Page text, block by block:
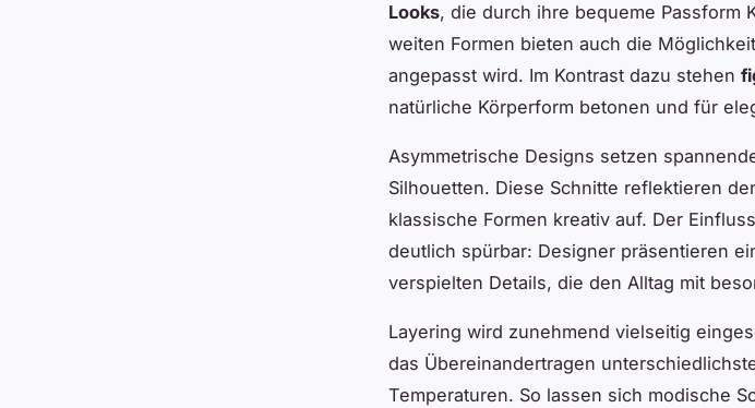
Looks, die durch ihre bequeme Passform
weiten Formen bieten auch die
angepasst wird. Im Kontrast dazu stehen
natürliche Körperform betonen und für
Asymmetrische Designs setzen
Silhouetten. Diese Schnitte reflektieren
klassische Formen kreativ auf. Der
deutlich spürbar: Designer präsentieren
verspielten Details, die den Alltag mit
Layering wird zunehmend vielseitig
das Übereinandertragen
Temperaturen. So lassen sich modische